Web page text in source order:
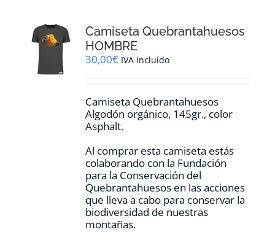
se
elegir
en
la
de
producto
Camiseta Quebrantahuesos
HOMBRE
30,00€ IVA incluido
Camiseta Quebrantahuesos
Algodón orgánico, 145gr., color
Asphalt.
Al comprar esta camiseta estás
colaborando con la Fundación
para la Conservación del
Quebrantahuesos en las acciones
que lleva a cabo para conservar la
biodiversidad de nuestras
montañas.